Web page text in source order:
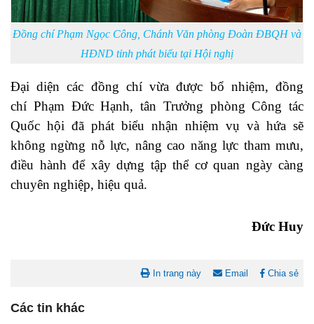
Đồng chí Phạm Ngọc Công, Chánh Văn phòng Đoàn ĐBQH và
HĐND tỉnh phát biểu tại Hội nghị
Đại diện các đồng chí vừa được bổ nhiệm, đồng
chí Phạm Đức Hạnh, tân Trưởng phòng Công tác
Quốc hội đã phát biểu nhận nhiệm vụ và hứa sẽ
không ngừng nỗ lực, nâng cao năng lực tham mưu,
điều hành để xây dựng tập thể cơ quan ngày càng
chuyên nghiệp, hiệu quả.
Đức Huy
In trang này Email Chia sẻ
Các tin khác